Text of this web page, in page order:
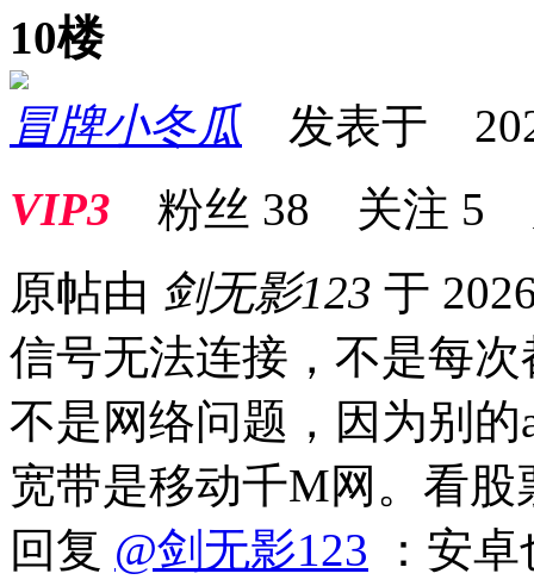
10楼
冒牌小冬瓜 发表于
VIP3 粉丝 38 关注 5
原帖由 剑无影123 于
信号无法连接，不是每
不是网络问题，因为别
宽带是移动千M网。看
回复 @剑无影123 ：安